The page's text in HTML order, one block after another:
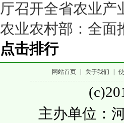
厅召开全省农业产
农业农村部：全面
点击排行
网站首页 关于我们
主办单位：